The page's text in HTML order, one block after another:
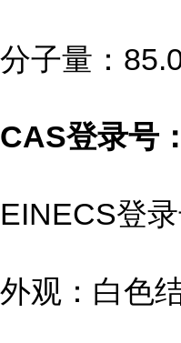
分子量：
CAS登录号
EINECS登
外观：白色